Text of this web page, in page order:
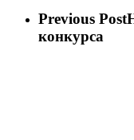
Previous Post
конкурса